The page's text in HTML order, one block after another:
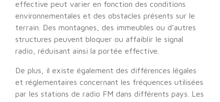
effective peut varier en fonction des conditions
environnementales et des obstacles présents sur le
terrain. Des montagnes, des immeubles ou d’autres
structures peuvent bloquer ou affaiblir le signal
radio, réduisant ainsi la portée effective.
De plus, il existe également des différences légales
et réglementaires concernant les fréquences utilisées
par les stations de radio FM dans différents pays. Les